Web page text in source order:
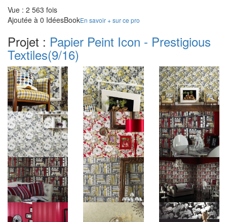
Vue : 2 563 fois
Ajoutée à 0 IdéesBookEn savoir + sur ce pro
Projet : Papier Peint Icon - Prestigious
Textiles(9/16)